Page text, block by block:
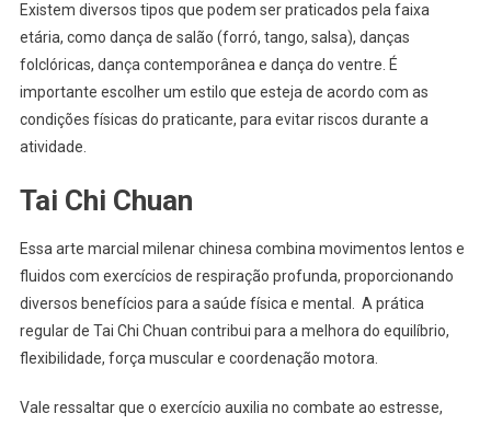
Existem diversos tipos que podem ser praticados pela faixa
etária, como dança de salão (forró, tango, salsa), danças
folclóricas, dança contemporânea e dança do ventre. É
importante escolher um estilo que esteja de acordo com as
condições físicas do praticante, para evitar riscos durante a
atividade.
Tai Chi Chuan
Essa arte marcial milenar chinesa combina movimentos lentos e
fluidos com exercícios de respiração profunda, proporcionando
diversos benefícios para a saúde física e mental. A prática
regular de Tai Chi Chuan contribui para a melhora do equilíbrio,
flexibilidade, força muscular e coordenação motora.
Vale ressaltar que o exercício auxilia no combate ao estresse,